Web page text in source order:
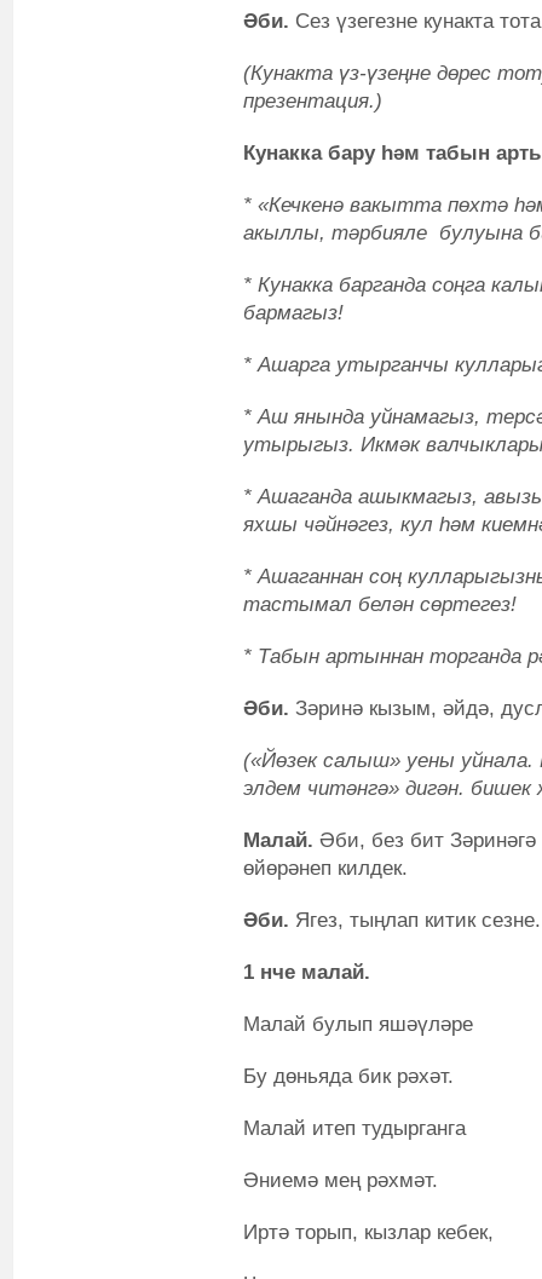
Әби. Сез үзегезне кунакта
(Кунакта үз-үзеңне дөрес
презентация.)
Кунакка бару һәм табын
* «Кечкенә вакытта пөхтә
акыллы, тәрбияле булуына
* Кунакка барганда соңга
бармагыз!
* Ашарга утырганчы
* Аш янында уйнамагыз,
утырыгыз. Икмәк
* Ашаганда ашыкмагыз,
яхшы чәйнәгез, кул һәм
* Ашаганнан соң
тастымал белән сөртегез!
* Табын артыннан торганда
Әби. Зәринә кызым, әйдә,
(«Йөзек салыш» уены
элдем читәнгә» дигән.
Малай. Әби, без бит
өйөрәнеп килдек.
Әби. Ягез, тыңлап китик сезне.
1 нче малай.
Малай булып яшәүләре
Бу дөньяда бик рәхәт.
Малай итеп тудырганга
Әниемә мең рәхмәт.
Иртә торып, кызлар кебек,